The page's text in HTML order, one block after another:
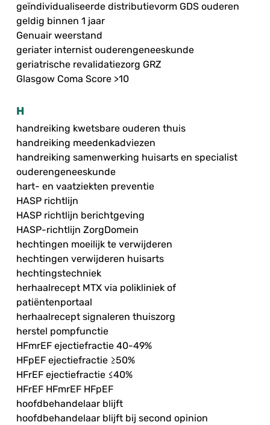
geïndividualiseerde distributievorm GDS ouderen
geldig binnen 1 jaar
Genuair weerstand
geriater internist ouderengeneeskunde
geriatrische revalidatiezorg GRZ
Glasgow Coma Score >10
H
handreiking kwetsbare ouderen thuis
handreiking meedenkadviezen
handreiking samenwerking huisarts en specialist
ouderengeneeskunde
hart- en vaatziekten preventie
HASP richtlijn
HASP richtlijn berichtgeving
HASP-richtlijn ZorgDomein
hechtingen moeilijk te verwijderen
hechtingen verwijderen huisarts
hechtingstechniek
herhaalrecept MTX via polikliniek of
patiëntenportaal
herhaalrecept signaleren thuiszorg
herstel pompfunctie
HFmrEF ejectiefractie 40-49%
HFpEF ejectiefractie ≥50%
HFrEF ejectiefractie ≤40%
HFrEF HFmrEF HFpEF
hoofdbehandelaar blijft
hoofdbehandelaar blijft bij second opinion